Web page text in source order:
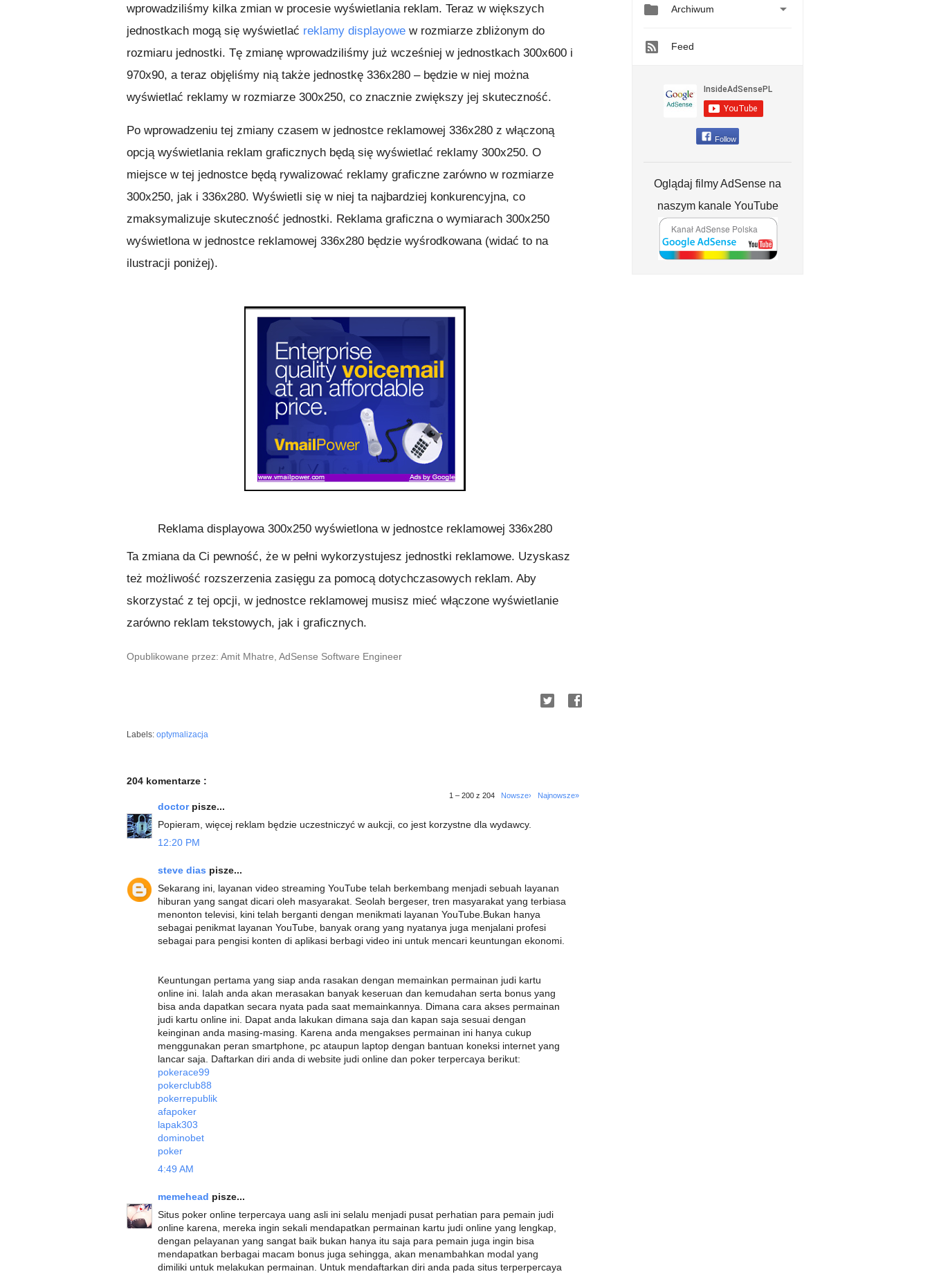
wprowadziliśmy kilka zmian w procesie wyświetlania reklam. Teraz w większych
jednostkach mogą się wyświetlać reklamy displayowe w rozmiarze zbliżonym do
rozmiaru jednostki. Tę zmianę wprowadziliśmy już wcześniej w jednostkach 300x600 i
970x90, a teraz objęliśmy nią także jednostkę 336x280 – będzie w niej można
wyświetlać reklamy w rozmiarze 300x250, co znacznie zwiększy jej skuteczność.
Po wprowadzeniu tej zmiany czasem w jednostce reklamowej 336x280 z włączoną
opcją wyświetlania reklam graficznych będą się wyświetlać reklamy 300x250. O
miejsce w tej jednostce będą rywalizować reklamy graficzne zarówno w rozmiarze
300x250, jak i 336x280. Wyświetli się w niej ta najbardziej konkurencyjna, co
zmaksymalizuje skuteczność jednostki. Reklama graficzna o wymiarach 300x250
wyświetlona w jednostce reklamowej 336x280 będzie wyśrodkowana (widać to na
ilustracji poniżej).
Reklama displayowa 300x250 wyświetlona w jednostce reklamowej 336x280
Ta zmiana da Ci pewność, że w pełni wykorzystujesz jednostki reklamowe. Uzyskasz
też możliwość rozszerzenia zasięgu za pomocą dotychczasowych reklam. Aby
skorzystać z tej opcji, w jednostce reklamowej musisz mieć włączone wyświetlanie
zarówno reklam tekstowych, jak i graficznych.
Opublikowane przez: Amit Mhatre, AdSense Software Engineer
Labels: optymalizacja
204 komentarze :
1 – 200 z 204 Nowsze› Najnowsze»
doctor pisze...
Popieram, więcej reklam będzie uczestniczyć w aukcji, co jest korzystne dla wydawcy.
12:20 PM
steve dias pisze...
Sekarang ini, layanan video streaming YouTube telah berkembang menjadi sebuah layanan
hiburan yang sangat dicari oleh masyarakat. Seolah bergeser, tren masyarakat yang terbiasa
menonton televisi, kini telah berganti dengan menikmati layanan YouTube.Bukan hanya
sebagai penikmat layanan YouTube, banyak orang yang nyatanya juga menjalani profesi
sebagai para pengisi konten di aplikasi berbagi video ini untuk mencari keuntungan ekonomi.
Keuntungan pertama yang siap anda rasakan dengan memainkan permainan judi kartu
online ini. Ialah anda akan merasakan banyak keseruan dan kemudahan serta bonus yang
bisa anda dapatkan secara nyata pada saat memainkannya. Dimana cara akses permainan
judi kartu online ini. Dapat anda lakukan dimana saja dan kapan saja sesuai dengan
keinginan anda masing-masing. Karena anda mengakses permainan ini hanya cukup
menggunakan peran smartphone, pc ataupun laptop dengan bantuan koneksi internet yang
lancar saja. Daftarkan diri anda di website judi online dan poker terpercaya berikut:
pokerace99
pokerclub88
pokerrepublik
afapoker
lapak303
dominobet
poker
4:49 AM
memehead pisze...
Situs poker online terpercaya uang asli ini selalu menjadi pusat perhatian para pemain judi
online karena, mereka ingin sekali mendapatkan permainan kartu judi online yang lengkap,
dengan pelayanan yang sangat baik bukan hanya itu saja para pemain juga ingin bisa
mendapatkan berbagai macam bonus juga sehingga, akan menambahkan modal yang
dimiliki untuk melakukan permainan. Untuk mendaftarkan diri anda pada situs terperpercaya
 Archiwum 
Feed
Follow
Oglądaj filmy AdSense na
naszym kanale YouTube